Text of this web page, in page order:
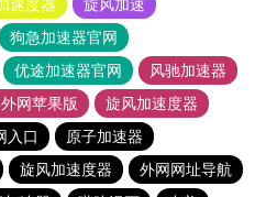
速度器
旋风加速
狗急加速器官网
优途加速器官网
风驰加速器
网苹果版
旋风加速度器
入口
原子加速器
旋风加速度器
外网网址导航